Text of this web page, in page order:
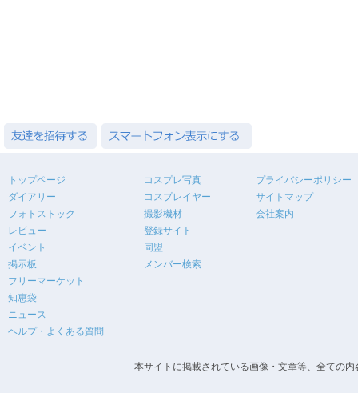
トップページ
ダイアリー
フォトストック
レビュー
イベント
掲示板
フリーマーケット
知恵袋
ニュース
ヘルプ・よくある質問
コスプレ写真
コスプレイヤー
撮影機材
登録サイト
同盟
メンバー検索
プライバシーポリシー
サイトマップ
会社案内
本サイトに掲載されている画像・文章等、全ての